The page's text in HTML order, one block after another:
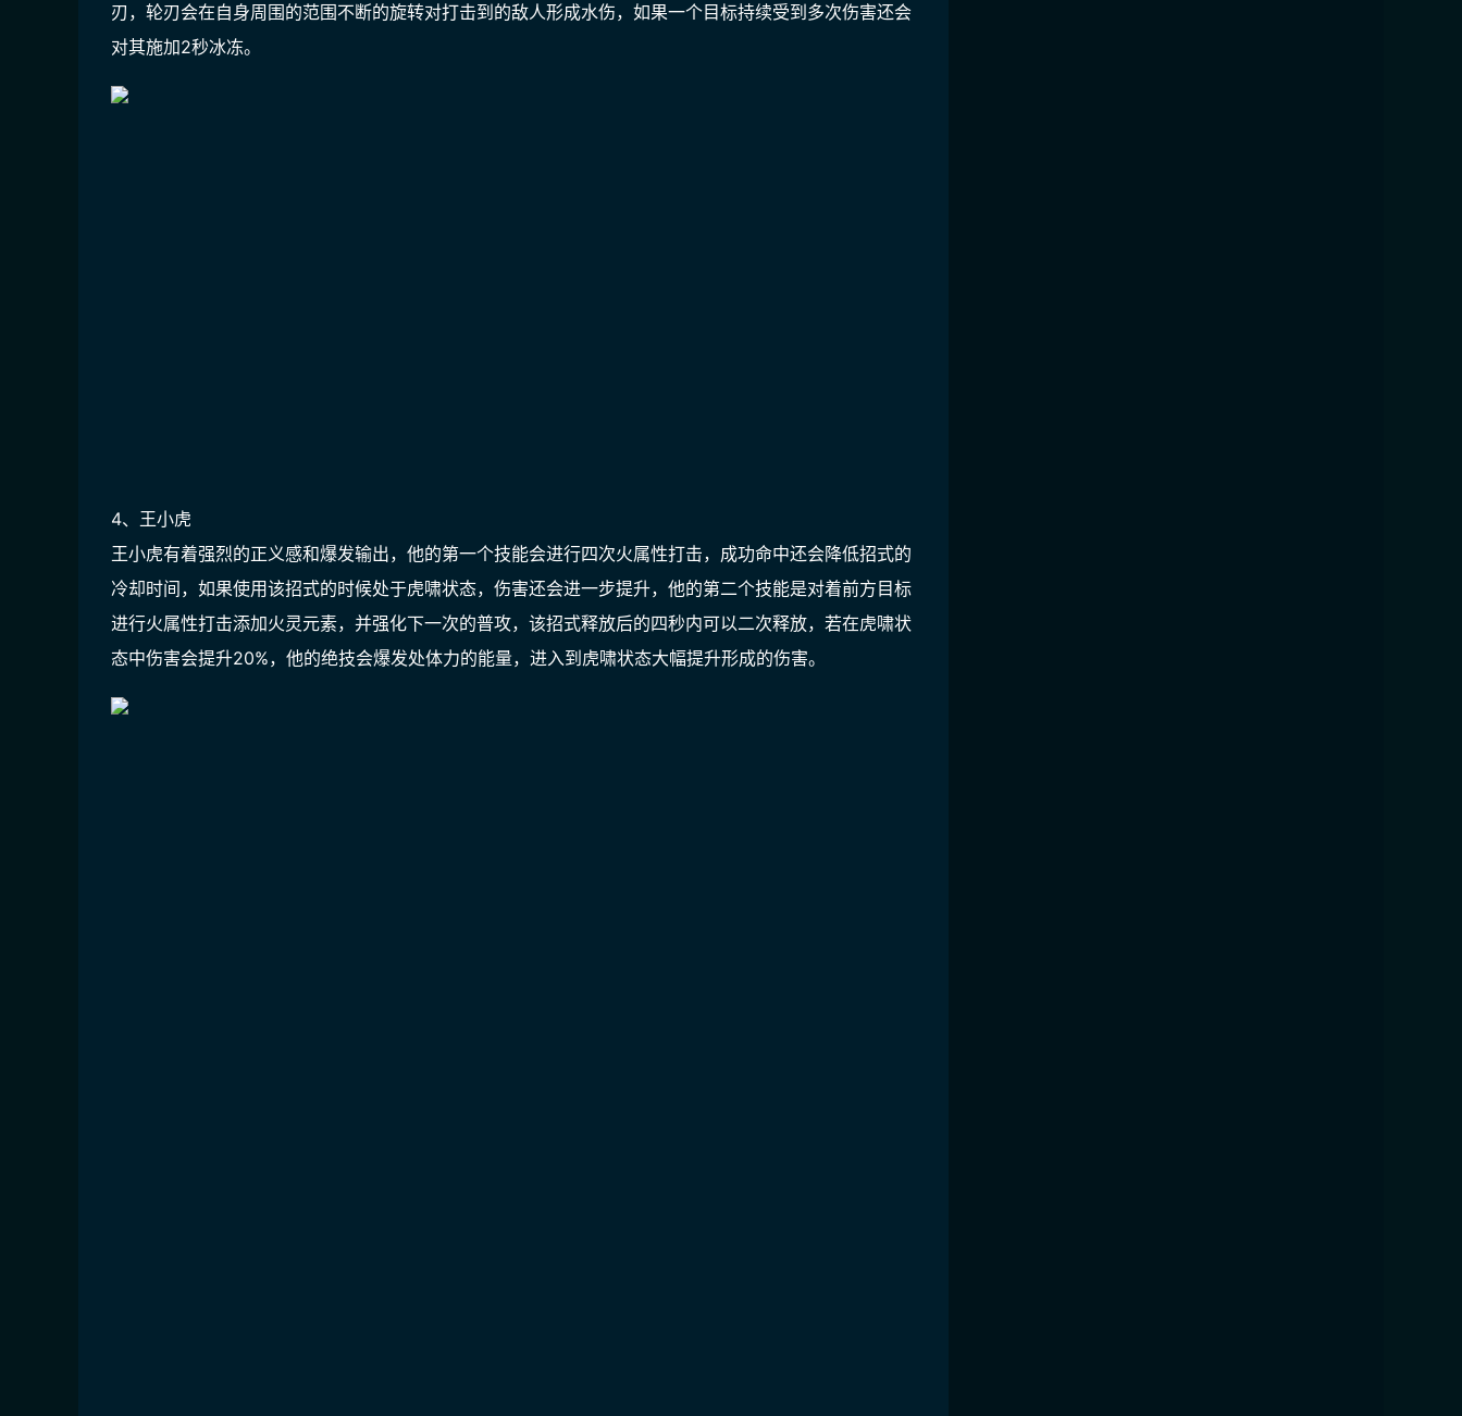
刃，轮刃会在自身周围的范围不断的旋转对打击到的敌人形成水伤，如果一个目标持续受到多次伤害还会
对其施加2秒冰冻。
4、王小虎
王小虎有着强烈的正义感和爆发输出，他的第一个技能会进行四次火属性打击，成功命中还会降低招式的
冷却时间，如果使用该招式的时候处于虎啸状态，伤害还会进一步提升，他的第二个技能是对着前方目标
进行火属性打击添加火灵元素，并强化下一次的普攻，该招式释放后的四秒内可以二次释放，若在虎啸状
态中伤害会提升20%，他的绝技会爆发处体力的能量，进入到虎啸状态大幅提升形成的伤害。